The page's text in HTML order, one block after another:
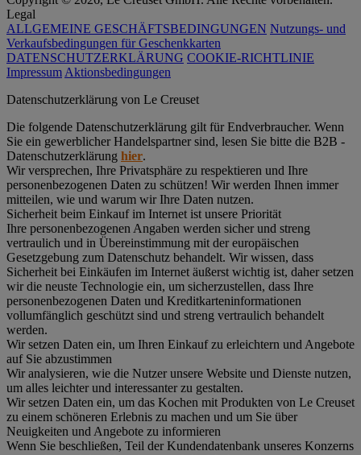
Legal
ALLGEMEINE GESCHÄFTSBEDINGUNGEN Nutzungs- und
Verkaufsbedingungen für Geschenkkarten
DATENSCHUTZERKLÄRUNG COOKIE-RICHTLINIE
Impressum Aktionsbedingungen
Datenschutz­erklärung von Le Creuset
Die folgende Datenschutzerklärung gilt für Endverbraucher. Wenn
Sie ein gewerblicher Handelspartner sind, lesen Sie bitte die B2B -
Datenschutzerklärung hier.
Wir versprechen, Ihre Privatsphäre zu respektieren und Ihre
personenbezogenen Daten zu schützen! Wir werden Ihnen immer
mitteilen, wie und warum wir Ihre Daten nutzen.
Sicherheit beim Einkauf im Internet ist unsere Priorität
Ihre personenbezogenen Angaben werden sicher und streng
vertraulich und in Übereinstimmung mit der europäischen
Gesetzgebung zum Datenschutz behandelt. Wir wissen, dass
Sicherheit bei Einkäufen im Internet äußerst wichtig ist, daher setzen
wir die neuste Technologie ein, um sicherzustellen, dass Ihre
personenbezogenen Daten und Kreditkarteninformationen
vollumfänglich geschützt sind und streng vertraulich behandelt
werden.
Wir setzen Daten ein, um Ihren Einkauf zu erleichtern und Angebote
auf Sie abzustimmen
Wir analysieren, wie die Nutzer unsere Website und Dienste nutzen,
um alles leichter und interessanter zu gestalten.
Wir setzen Daten ein, um das Kochen mit Produkten von Le Creuset
zu einem schöneren Erlebnis zu machen und um Sie über
Neuigkeiten und Angebote zu informieren
Wenn Sie beschließen, Teil der Kundendatenbank unseres Konzerns